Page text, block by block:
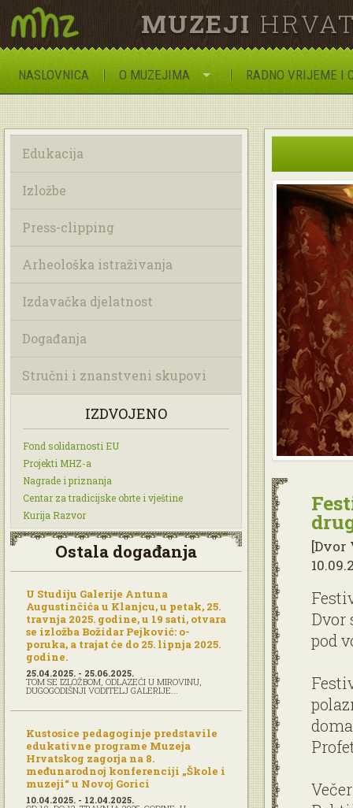
MUZEJI
NASLOVNICA O MUZEJIMA RADNO VRIJEME I
Edukacija
Izložbe
Press-clipping
Arheološka istraživanja
Izdavačka djelatnost
Događanja
Stručni i znanstveni skupovi
IZDVOJENO
Fond solidarnosti EU
Projekti MHZ-a
Nagrade i priznanja
Centar za tradicijske obrte i vještine
Kurija Razvor
Ostala događanja
U Studiju Galerije Antuna
Augustinčića u Klanjcu, u petak, 25.
travnja 2025. godine, u 19 sati, otvara
se izložba Božidar Pejković: o-
poruka, a trajat će do 25. lipnja 2025.
godine.
25.04.2025. - 25.06.2025.
TOM SE IZLOŽBOM, ODLAZEĆI U MIROVINU,
DUGOGODIŠNJI VODITELJ GALERIJE...
Kustosice pedagoginje predstavile
edukativne programe Muzeja
Hrvatskog zagorja na 8.
međunarodnoj konferenciji „Škole i
muzeji“ u Novoj Gorici
10.04.2025. - 12.04.2025.
[Dvor
Dvor
pod